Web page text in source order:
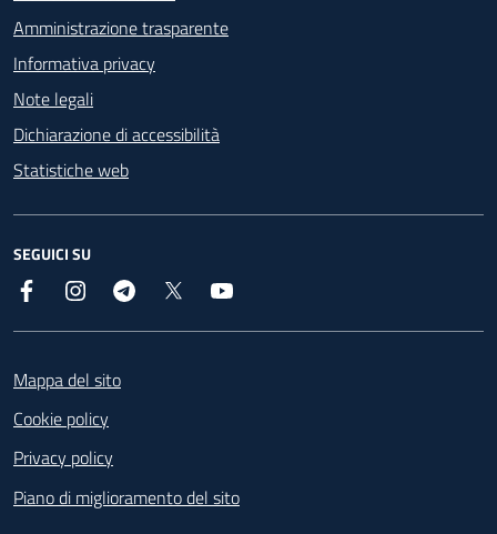
Amministrazione trasparente
Informativa privacy
Note legali
Dichiarazione di accessibilità
Statistiche web
SEGUICI SU
Facebook InstagramTelegram
Mappa del sito
Cookie policy
Privacy policy
Piano di miglioramento del sito